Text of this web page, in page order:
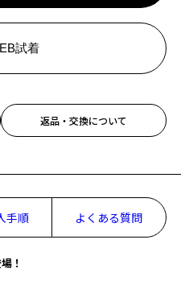
試着
返品・交換について
手順 よくある質問
！